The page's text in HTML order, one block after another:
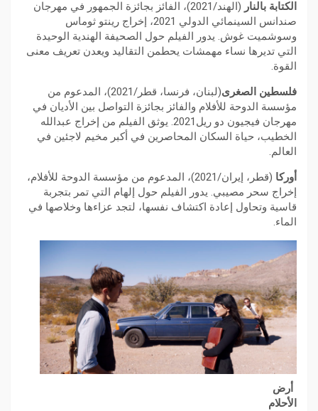
الكتابة بالنار
(الهند/2021)، الفائز بجائزة الجمهور في مهرجان
صندانس السينمائي الدولي 2021، إخراج رينتو ثوماس
وسوشميت غوش. يدور الفيلم حول الصحيفة الهندية الوحيدة
التي تديرها نساء مهمشات يحطمن التقاليد ويعدن تعريف معنى
القوة.
فلسطين الصغرى
(لبنان، فرنسا، قطر/2021)، المدعوم من
مؤسسة الدوحة للأفلام والفائز بجائزة التواصل بين الأديان في
مهرجان فيجيون دو ريل2021. يوثق الفيلم من إخراج عبدالله
الخطيب، حياة السكان المحاصرين في أكبر مخيم لاجئين في
العالم.
أوركا
(قطر، إيران/2021)، المدعوم من مؤسسة الدوحة للأفلام،
إخراج سحر مصيبي. يدور الفيلم حول إلهام التي تمر بتجربة
قاسية وتحاول إعادة اكتشاف نفسها، لتجد عزاءها وخلاصها في
الماء.
أرض
الأحلام